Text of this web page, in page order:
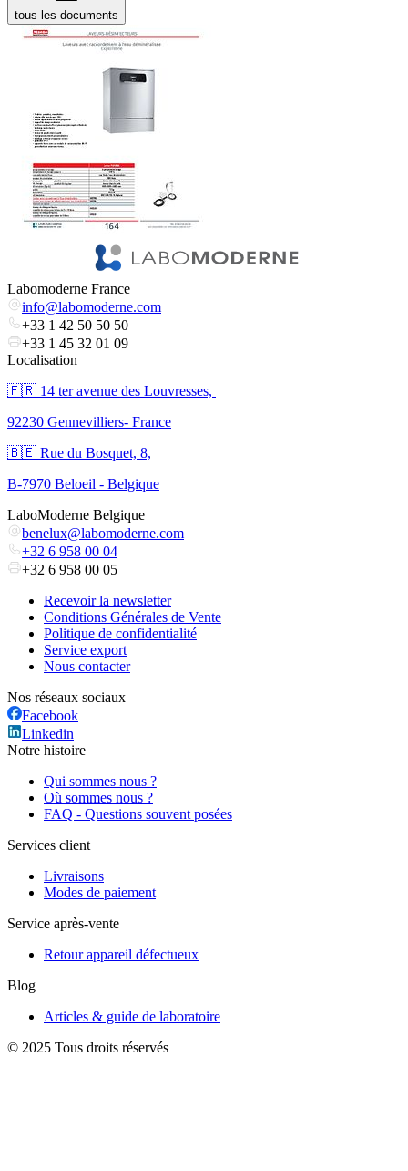
tous les documents
Labomoderne France
info@labomoderne.com
+33 1 42 50 50 50
+33 1 45 32 01 09
Localisation
🇫🇷 ​14 ter avenue des Louvresses,
92230 Gennevilliers- France
🇧🇪 Rue du Bosquet, 8,
B-7970 Beloeil - Belgique
LaboModerne Belgique
benelux@labomoderne.com
+32 6 958 00 04
+32 6 958 00 05
Recevoir la newsletter
Conditions Générales de Vente
Politique de confidentialité
Service export
Nous contacter
Nos réseaux sociaux
Facebook
Linkedin
Notre histoire
Qui sommes nous ?
Où sommes nous ?
FAQ - Questions souvent posées
Services client
Livraisons
Modes de paiement
Service après-vente
Retour appareil défectueux
Blog
Articles & guide de laboratoire
© 2025 Tous droits réservés